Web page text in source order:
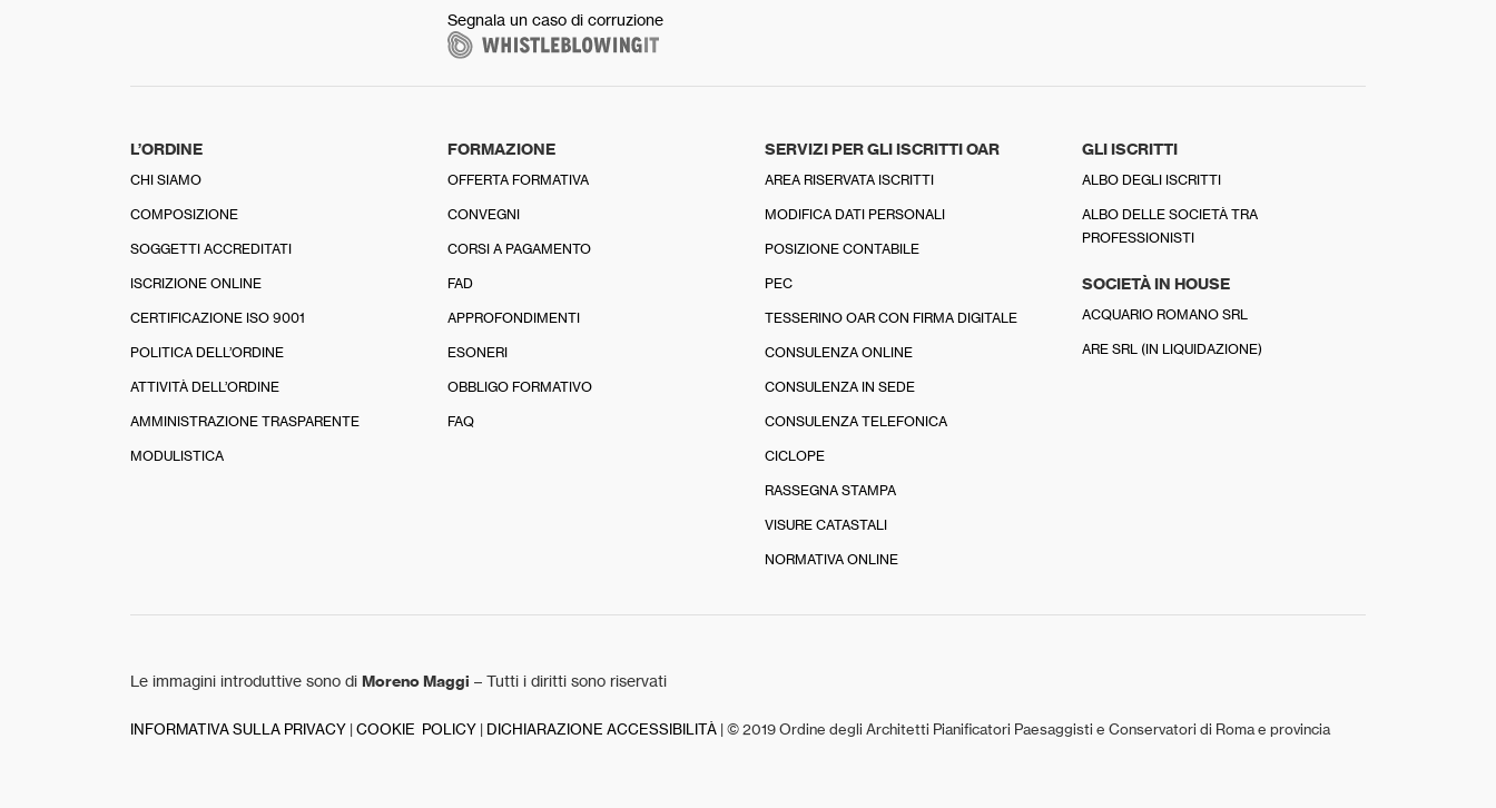
Segnala un caso di corruzione
L’ORDINE
CHI SIAMO
COMPOSIZIONE
SOGGETTI ACCREDITATI
ISCRIZIONE ONLINE
CERTIFICAZIONE ISO 9001
POLITICA DELL’ORDINE
ATTIVITÀ DELL’ORDINE
AMMINISTRAZIONE TRASPARENTE
MODULISTICA
FORMAZIONE
OFFERTA FORMATIVA
CONVEGNI
CORSI A PAGAMENTO
FAD
APPROFONDIMENTI
ESONERI
OBBLIGO FORMATIVO
FAQ
SERVIZI PER GLI ISCRITTI OAR
AREA RISERVATA ISCRITTI
MODIFICA DATI PERSONALI
POSIZIONE CONTABILE
PEC
TESSERINO OAR CON FIRMA DIGITALE
CONSULENZA ONLINE
CONSULENZA IN SEDE
CONSULENZA TELEFONICA
CICLOPE
RASSEGNA STAMPA
VISURE CATASTALI
NORMATIVA ONLINE
GLI ISCRITTI
ALBO DEGLI ISCRITTI
ALBO DELLE SOCIETÀ TRA
PROFESSIONISTI
SOCIETÀ IN HOUSE
ACQUARIO ROMANO SRL
ARE SRL (IN LIQUIDAZIONE)
Le immagini introduttive sono di Moreno Maggi – Tutti i diritti sono riservati
INFORMATIVA SULLA PRIVACY COOKIE POLICY DICHIARAZIONE ACCESSIBILITÀ | © 2019 Ordine degli Architetti Pianificatori Paesaggisti e Conservatori di Roma e provincia